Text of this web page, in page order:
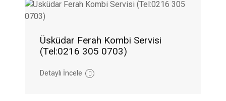
Üsküdar Ferah Kombi Servisi
(Tel:0216 305 0703)
Detaylı İncele